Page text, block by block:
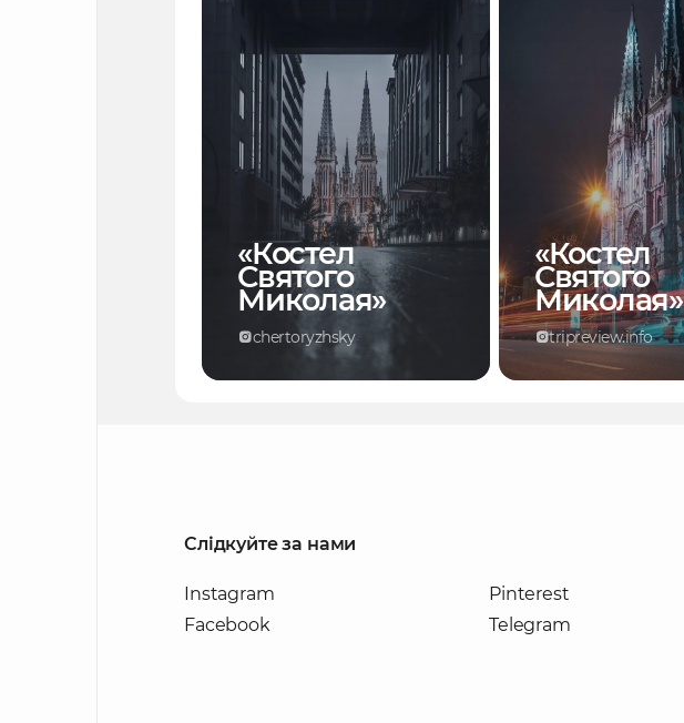
«Костел
Святого
Миколая»
chertoryzhsky
«Костел
Святого
Миколая»
tripreview.info
Слідкуйте за нами
Instagram
Facebook
Pinterest
Telegram